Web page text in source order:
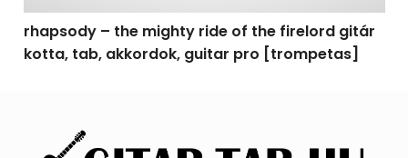
rhapsody – the mighty ride of the firelord gitár
kotta, tab, akkordok, guitar pro [trompetas]